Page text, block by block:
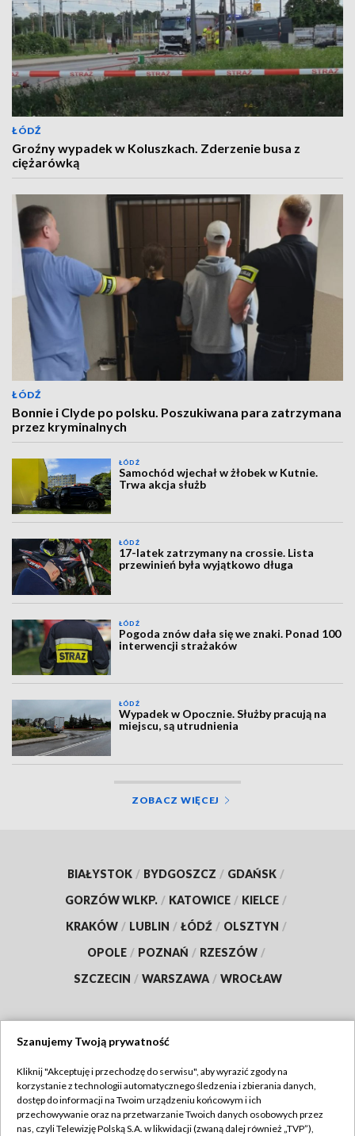
ŁÓDŹ
Groźny wypadek w Koluszkach. Zderzenie busa z
ciężarówką
ŁÓDŹ
Bonnie i Clyde po polsku. Poszukiwana para zatrzymana
przez kryminalnych
ŁÓDŹ
Samochód wjechał w żłobek w Kutnie.
Trwa akcja służb
ŁÓDŹ
17-latek zatrzymany na crossie. Lista
przewinień była wyjątkowo długa
ŁÓDŹ
Pogoda znów dała się we znaki. Ponad 100
interwencji strażaków
ŁÓDŹ
Wypadek w Opocznie. Służby pracują na
miejscu, są utrudnienia
ZOBACZ WIĘCEJ
BIAŁYSTOK / BYDGOSZCZ / GDAŃSK /
GORZÓW WLKP. / KATOWICE / KIELCE /
KRAKÓW / LUBLIN / ŁÓDŹ / OLSZTYN /
OPOLE / POZNAŃ / RZESZÓW /
SZCZECIN / WARSZAWA / WROCŁAW
TVP
Abonament TVP
Regulamin TVP
Szanujemy Twoją prywatność
Kliknij "Akceptuję i przechodzę do serwisu", aby wyrazić zgody na
korzystanie z technologii automatycznego śledzenia i zbierania danych,
dostęp do informacji na Twoim urządzeniu końcowym i ich
przechowywanie oraz na przetwarzanie Twoich danych osobowych przez
nas, czyli Telewizję Polską S.A. w likwidacji (zwaną dalej również „TVP”),